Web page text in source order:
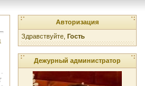
Авторизация
Здравствуйте, Гость
Дежурный администратор